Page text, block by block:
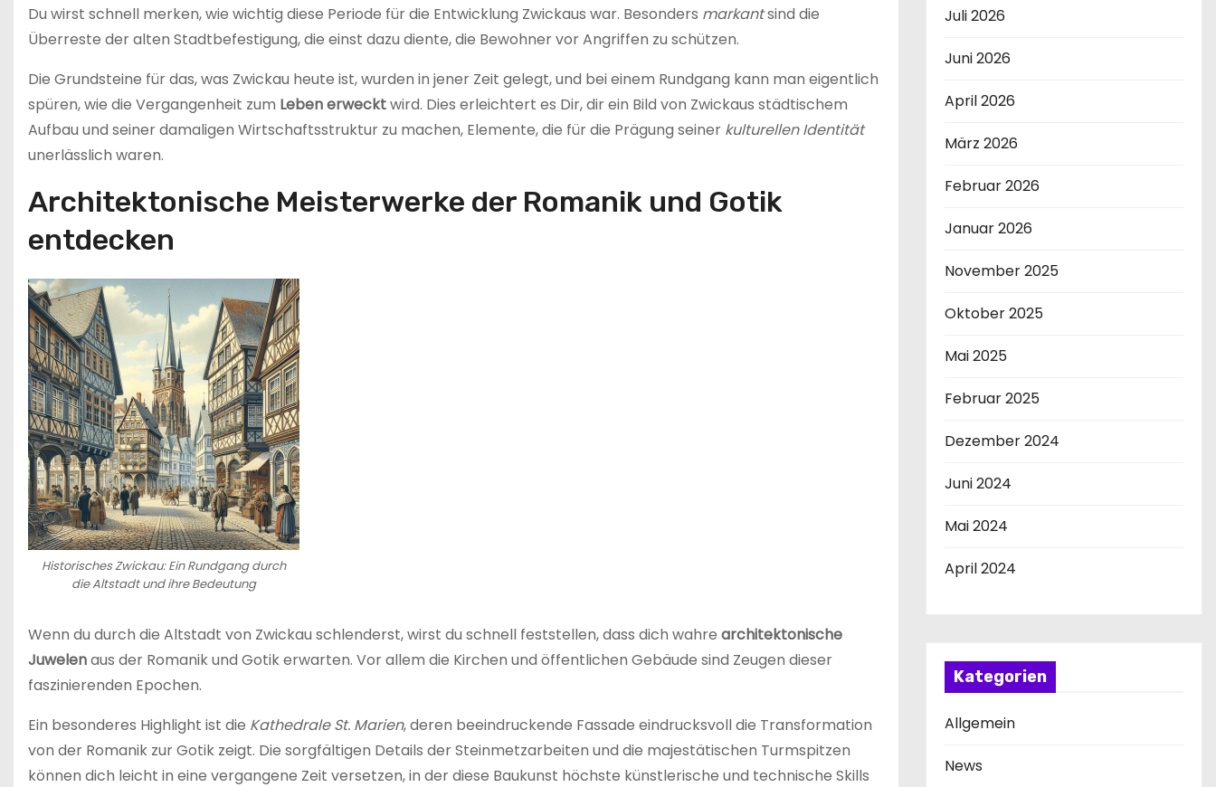
Du wirst schnell merken, wie wichtig diese Periode für die Entwicklung Zwickaus war. Besonders markantsind die
Überreste der alten Stadtbefestigung, die einst dazu diente, die Bewohner vor Angriffen zu schützen.
Die Grundsteine für das, was Zwickau heute ist, wurden in jener Zeit gelegt, und bei einem Rundgang kann man eigentlich
spüren, wie die Vergangenheit zum Leben erwecktwird. Dies erleichtert es Dir, dir ein Bild von Zwickaus städtischem
Aufbau und seiner damaligen Wirtschaftsstruktur zu machen, Elemente, die für die Prägung seiner kulturellen Identität
unerlässlich waren.
Architektonische Meisterwerke der Romanik und Gotik
entdecken
Historisches Zwickau: Ein Rundgang durch
die Altstadt und ihre Bedeutung
Wenn du durch die Altstadt von Zwickau schlenderst, wirst du schnell feststellen, dass dich wahre architektonische
Juwelenaus der Romanik und Gotik erwarten. Vor allem die Kirchen und öffentlichen Gebäude sind Zeugen dieser
faszinierenden Epochen.
Ein besonderes Highlight ist die Kathedrale St. Marien, deren beeindruckende Fassade eindrucksvoll die Transformation
von der Romanik zur Gotik zeigt. Die sorgfältigen Details der Steinmetzarbeiten und die majestätischen Turmspitzen
können dich leicht in eine vergangene Zeit versetzen, in der diese Baukunst höchste künstlerische und technische Skills
Juli 2026
Juni 2026
April 2026
März 2026
Februar 2026
Januar 2026
November 2025
Oktober 2025
Mai 2025
Februar 2025
Dezember 2024
Juni 2024
Mai 2024
April 2024
Kategorien
Allgemein
News